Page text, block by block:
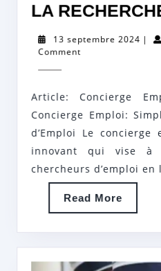
LA
13 septembre 2024 13|
Comment
Article: Concierge
Concierge Emploi:
d’Emploi Le
innovant qui vise
chercheurs d’emploi en
Read More
More